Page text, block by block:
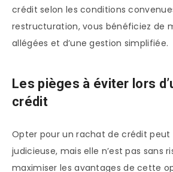
crédit selon les conditions
restructuration, vous bénéficiez de
allégées et d’une gestion simplifiée.
Les pièges à éviter lors
crédit
Opter pour un rachat de crédit peut
judicieuse, mais elle n’est pas sans
maximiser les avantages de cette